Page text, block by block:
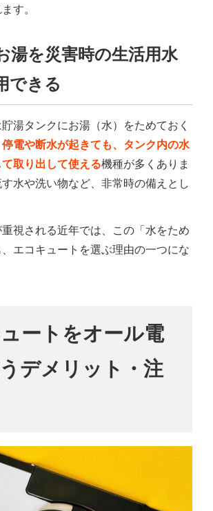
す。
湯を災害時の生活用水
できる
湯タンクにお湯（水）をためておく
停電や断水が起きても、タンク内の水
取り出して使える機種が多くありま
水や洗い物など、非常時の備えとし
視される近年では、この「水をため
エコキュートを選ぶ理由の一つにな
ートをオール電
デメリット・注